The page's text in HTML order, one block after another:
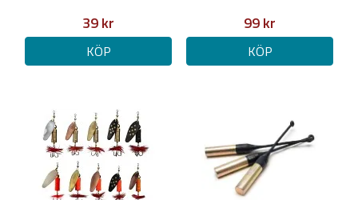
39 kr
KÖP
99 kr
KÖP